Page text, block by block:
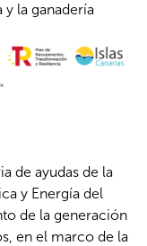
la ganadería
de ayudas de la
y Energía del
de la generación
en el marco de la